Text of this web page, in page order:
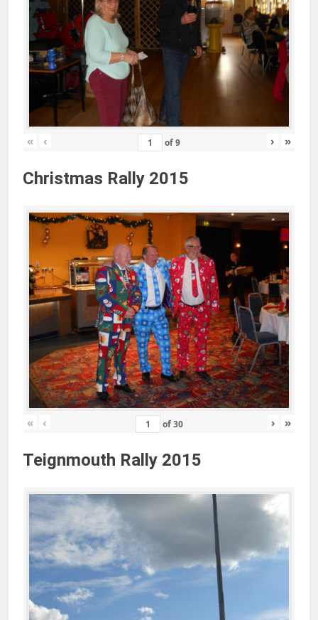
« ‹ of9 › »
Christmas Rally 2015
« ‹ of30 › »
Teignmouth Rally 2015